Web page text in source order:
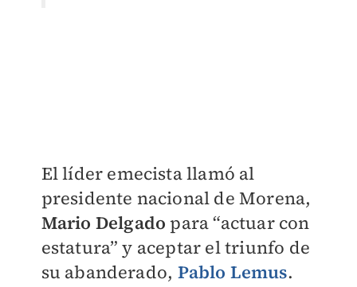
El líder emecista llamó al
presidente nacional de Morena,
Mario Delgado para “actuar con
estatura” y aceptar el triunfo de
su abanderado, Pablo Lemus.